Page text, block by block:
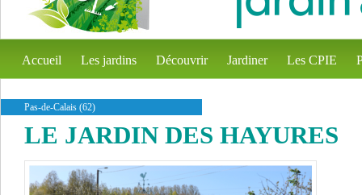
Accueil Les jardins Découvrir Jardiner Les CPIE
Pas-de-Calais (62)
LE JARDIN DES HAYURES